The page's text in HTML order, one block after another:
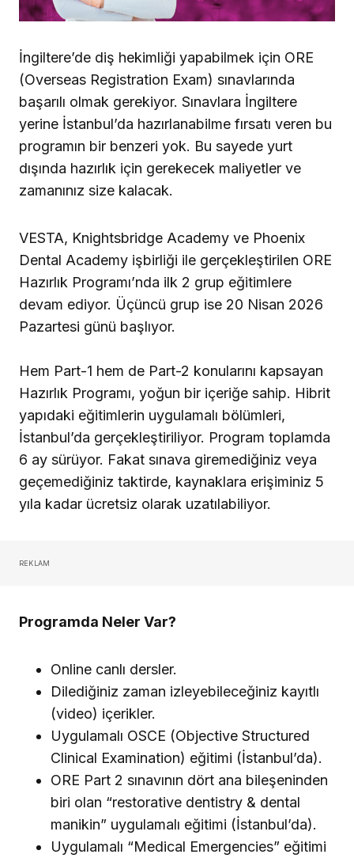
İngiltere’de diş hekimliği yapabilmek için ORE
(Overseas Registration Exam) sınavlarında
başarılı olmak gerekiyor. Sınavlara İngiltere
yerine İstanbul’da hazırlanabilme fırsatı veren bu
programın bir benzeri yok. Bu sayede yurt
dışında hazırlık için gerekecek maliyetler ve
zamanınız size kalacak.
VESTA, Knightsbridge Academy ve Phoenix
Dental Academy işbirliği ile gerçekleştirilen ORE
Hazırlık Programı’nda ilk 2 grup eğitimlere
devam ediyor. Üçüncü grup ise 20 Nisan 2026
Pazartesi günü başlıyor.
Hem Part-1 hem de Part-2 konularını kapsayan
Hazırlık Programı, yoğun bir içeriğe sahip. Hibrit
yapıdaki eğitimlerin uygulamalı bölümleri,
İstanbul’da gerçekleştiriliyor. Program toplamda
6 ay sürüyor. Fakat sınava giremediğiniz veya
geçemediğiniz taktirde, kaynaklara erişiminiz 5
yıla kadar ücretsiz olarak uzatılabiliyor.
REKLAM
Programda Neler Var?
Online canlı dersler.
Dilediğiniz zaman izleyebileceğiniz kayıtlı
(video) içerikler.
Uygulamalı OSCE (Objective Structured
Clinical Examination) eğitimi (İstanbul’da).
ORE Part 2 sınavının dört ana bileşeninden
biri olan “restorative dentistry & dental
manikin” uygulamalı eğitimi (İstanbul’da).
Uygulamalı “Medical Emergencies” eğitimi